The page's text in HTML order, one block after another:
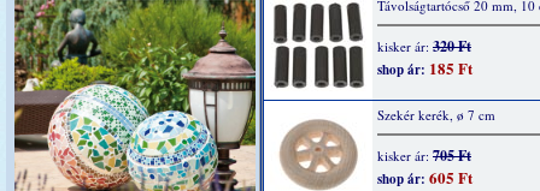
Távolságtartócső 20 mm, 10
kisker ár: 320 Ft
shop ár: 185 Ft
Szekér kerék, ø 7 cm
kisker ár: 705 Ft
shop ár: 605 Ft